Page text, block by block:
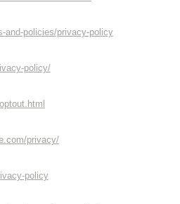
and-policies/privacy-policy
policy/
privacy/
policy